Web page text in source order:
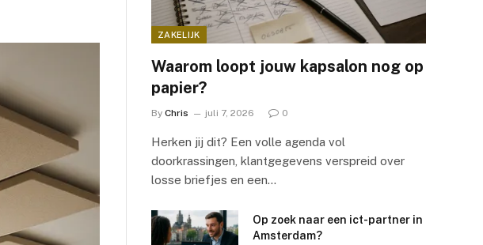
ZAKELIJK
Waarom loopt jouw kapsalon nog op
papier?
By Chris juli 7, 2026 0
Herken jij dit? Een volle agenda vol
doorkrassingen, klantgegevens verspreid over
losse briefjes en een…
Op zoek naar een ict-partner in
Amsterdam?